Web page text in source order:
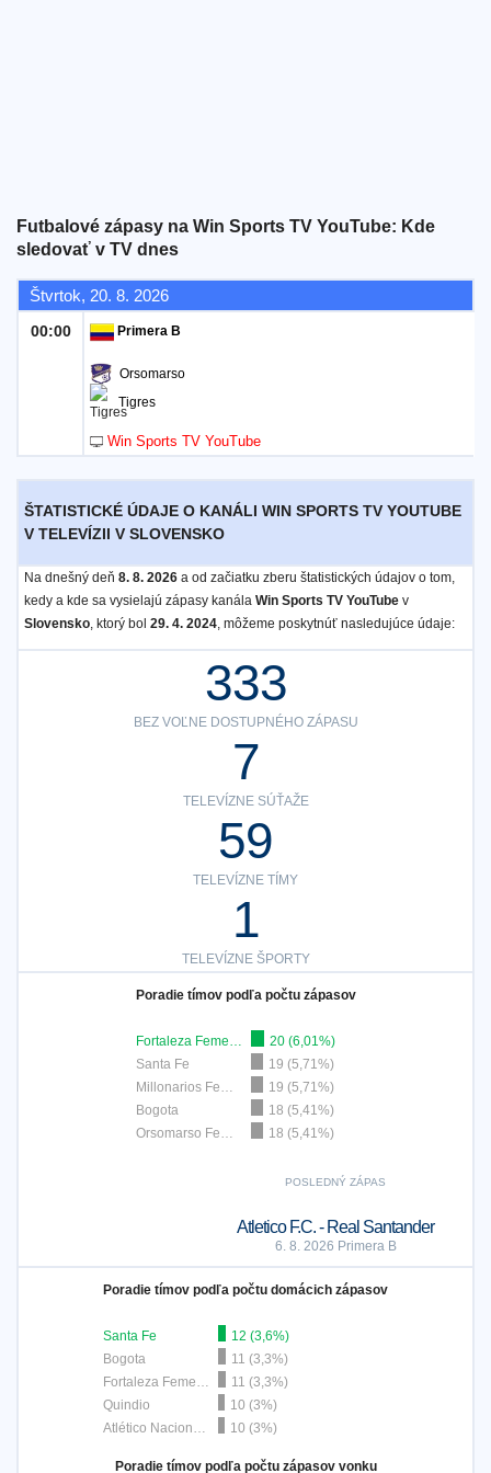
Futbalové zápasy na Win Sports TV YouTube: Kde
sledovať v TV dnes
Štvrtok, 20. 8. 2026
00:00 Primera B
Orsomarso
Tigres
Win Sports TV YouTube
ŠTATISTICKÉ ÚDAJE O KANÁLI WIN SPORTS TV YOUTUBE
V TELEVÍZII V SLOVENSKO
Na dnešný deň 8. 8. 2026 a od začiatku zberu štatistických údajov o tom,
kedy a kde sa vysielajú zápasy kanála Win Sports TV YouTube v
Slovensko, ktorý bol 29. 4. 2024, môžeme poskytnúť nasledujúce údaje:
333
BEZ VOĽNE DOSTUPNÉHO ZÁPASU
7
TELEVÍZNE SÚŤAŽE
59
TELEVÍZNE TÍMY
1
TELEVÍZNE ŠPORTY
Poradie tímov podľa počtu zápasov
Fortaleza Femenino
20 (6,01%)
Santa Fe
19 (5,71%)
Millonarios Femenino
19 (5,71%)
Bogota
18 (5,41%)
Orsomarso Femenino
18 (5,41%)
POSLEDNÝ ZÁPAS
Atletico F.C. - Real Santander
6. 8. 2026 Primera B
Poradie tímov podľa počtu domácich zápasov
Santa Fe
12 (3,6%)
Bogota
11 (3,3%)
Fortaleza Femenino
11 (3,3%)
Quindio
10 (3%)
Atlético Nacional Femenino
10 (3%)
Poradie tímov podľa počtu zápasov vonku